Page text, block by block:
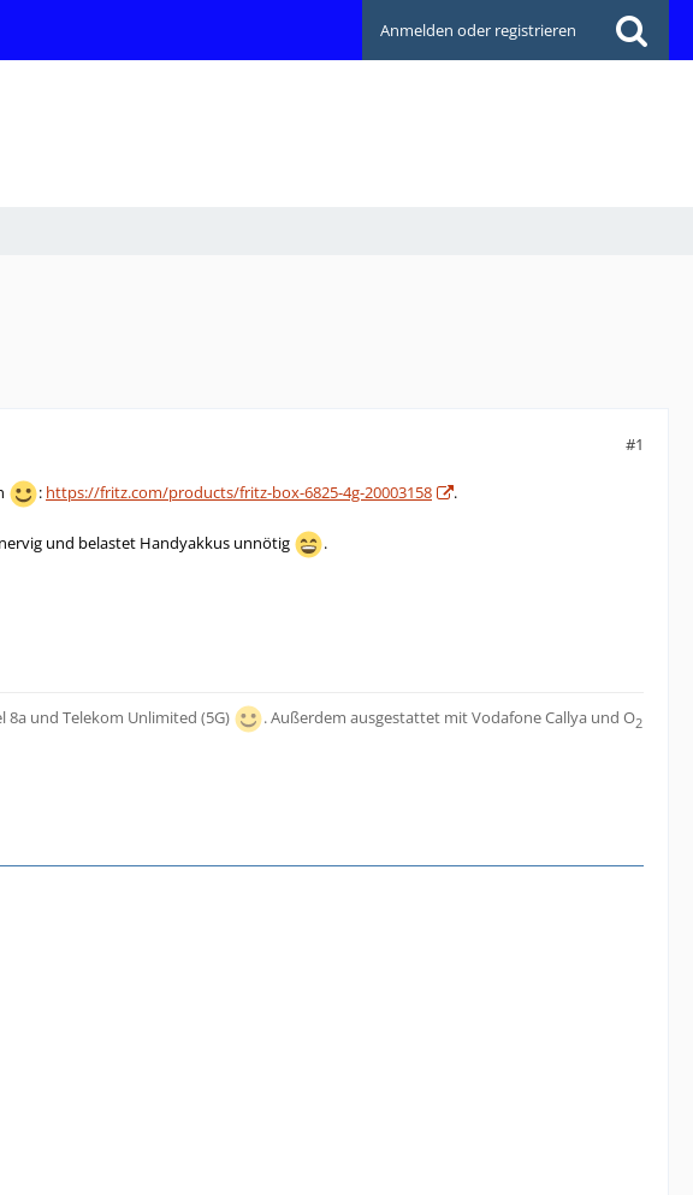
Anmelden oder registrieren
#1
: https://fritz.com/products/fritz-box-6825-4g-20003158 .
und belastet Handyakkus unnötig .
8a und Telekom Unlimited (5G) . Außerdem ausgestattet mit Vodafone Callya und O2